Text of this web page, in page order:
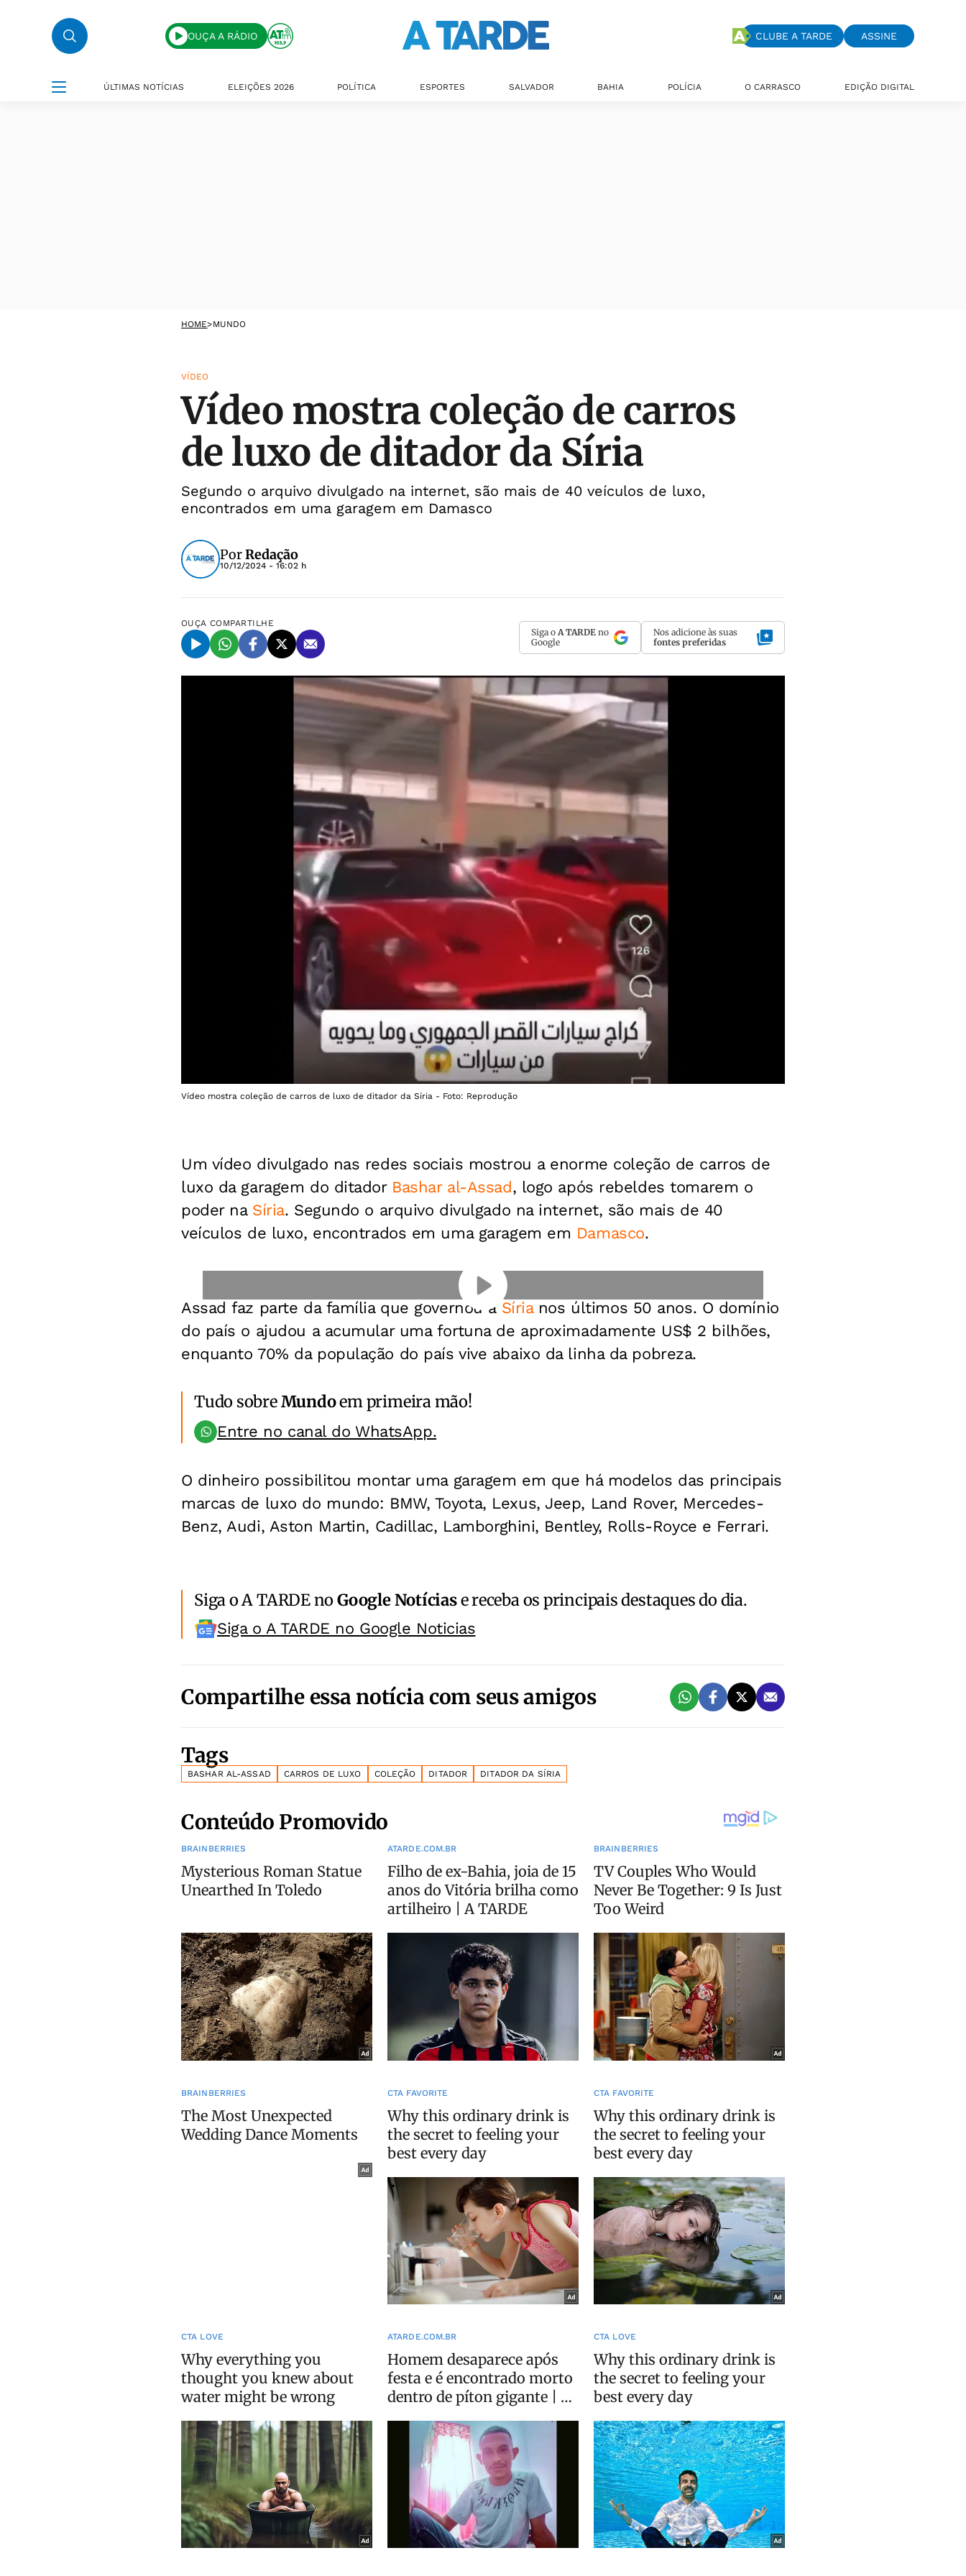
OUÇA A RÁDIO CLUBE A TARDE ASSINE
ÚLTIMAS NOTÍCIAS ELEIÇÕES 2026 POLÍTICA ESPORTES SALVADOR BAHIA POLÍCIA O CARRASCO EDIÇÃO DIGITAL
HOME>MUNDO
VÍDEO
Vídeo mostra coleção de carros
de luxo de ditador da Síria
Segundo o arquivo divulgado na internet, são mais de 40 veículos de luxo,
encontrados em uma garagem em Damasco
PorRedação
10/12/2024 - 16:02 h
OUÇA COMPARTILHE
Siga o A TARDE no
Google
Nos adicione às suas
fontes preferidas
Vídeo mostra coleção de carros de luxo de ditador da Síria - Foto: Reprodução
Um vídeo divulgado nas redes sociais mostrou a enorme coleção de carros de
luxo da garagem do ditador Bashar al-Assad, logo após rebeldes tomarem o
poder na Síria. Segundo o arquivo divulgado na internet, são mais de 40
veículos de luxo, encontrados em uma garagem em Damasco.
Assad faz parte da família que governou a Síria nos últimos 50 anos. O domínio
do país o ajudou a acumular uma fortuna de aproximadamente US$ 2 bilhões,
enquanto 70% da população do país vive abaixo da linha da pobreza.
Tudo sobreMundoem primeira mão!
Entre no canal do WhatsApp.
O dinheiro possibilitou montar uma garagem em que há modelos das principais
marcas de luxo do mundo: BMW, Toyota, Lexus, Jeep, Land Rover, Mercedes-
Benz, Audi, Aston Martin, Cadillac, Lamborghini, Bentley, Rolls-Royce e Ferrari.
Siga o A TARDE noGoogle Notíciase receba os principais destaques do dia.
Siga o A TARDE no Google Noticias
Compartilhe essa notícia com seus amigos
Tags
BASHAR AL-ASSAD CARROS DE LUXO COLEÇÃO DITADOR DITADOR DA SÍRIA